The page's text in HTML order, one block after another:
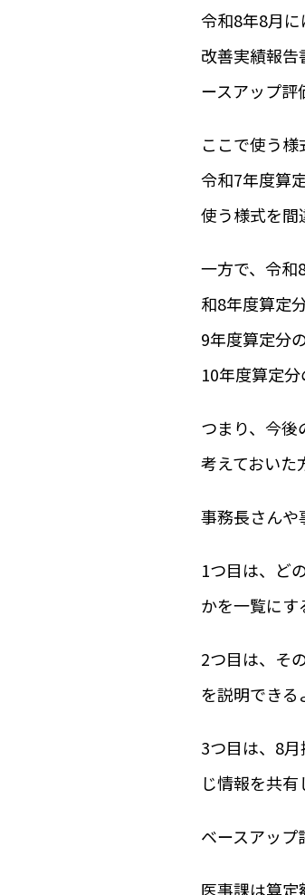
令和8年8月
改善実績報
ースアップ評
ここで使う様
令和7年度算
使う様式を間
一方で、令和
和8年度算定
9年度算定分
10年度算定
つまり、今後
考えておいた
事務長さんや
1つ目は、ど
かを一覧にす
2つ目は、そ
を説明できる
3つ目は、8
じ情報を共有
ベースアップ
医事課は算定